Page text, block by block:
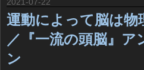
運動によって脳は物
／『一流の頭脳』ア
ン